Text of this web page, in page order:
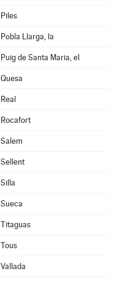
Piles
Pobla Llarga, la
Puig de Santa Maria, el
Quesa
Real
Rocafort
Salem
Sellent
Silla
Sueca
Titaguas
Tous
Vallada